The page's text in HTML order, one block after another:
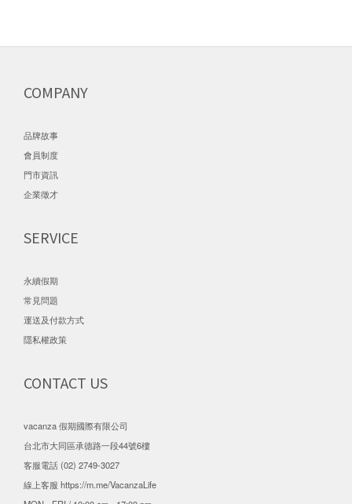
COMPANY
品牌故事
會員制度
門市資訊
企業徵才
SERVICE
永續假期
常見問題
運送及付款方式
隱私權政策
CONTACT US
vacanza 假期國際有限公司
台北市大同區承德路一段44號6樓
客服電話 (02) 2749-3027
線上客服 https://m.me/VacanzaLife